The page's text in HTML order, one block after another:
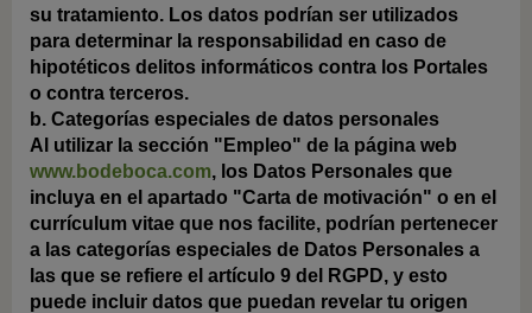
su tratamiento. Los datos podrían ser utilizados
para determinar la responsabilidad en caso de
hipotéticos delitos informáticos contra los Portales
o contra terceros.
b. Categorías especiales de datos personales
Al utilizar la sección "Empleo" de la página web
www.bodeboca.com, los Datos Personales que
incluya en el apartado "Carta de motivación" o en el
currículum vitae que nos facilite, podrían pertenecer
a las categorías especiales de Datos Personales a
las que se refiere el artículo 9 del RGPD, y esto
puede incluir datos que puedan revelar tu origen